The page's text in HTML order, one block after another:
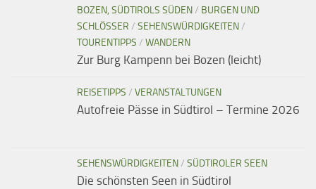
BOZEN, SÜDTIROLS SÜDEN/ BURGEN UND
SCHLÖSSER / SEHENSWÜRDIGKEITEN/
TOURENTIPPS / WANDERN
Zur Burg Kampenn bei Bozen (leicht)
REISETIPPS / VERANSTALTUNGEN
Autofreie Pässe in Südtirol – Termine 2026
SEHENSWÜRDIGKEITEN/ SÜDTIROLER SEEN
Die schönsten Seen in Südtirol